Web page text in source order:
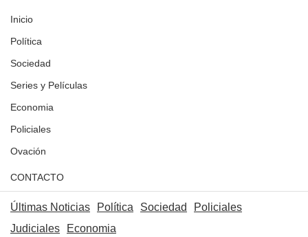
Inicio
Política
Sociedad
Series y Películas
Economia
Policiales
Ovación
CONTACTO
Últimas Noticias Política Sociedad
Policiales
Judiciales
Economia